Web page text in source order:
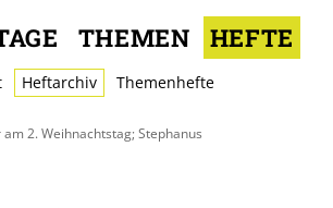
THEMEN HEFTE
Heftarchiv Themenhefte
2. Weihnachtstag; Stephanus